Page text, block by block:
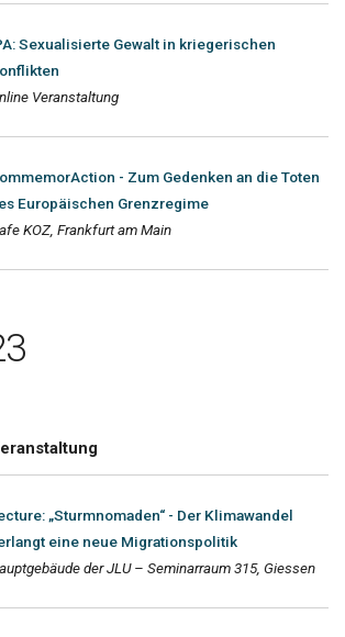
Sexualisierte Gewalt in kriegerischen
Veranstaltung
- Zum Gedenken an die Toten
Europäischen Grenzregime
KOZ, Frankfurt am Main
„Sturmnomaden“ - Der Klimawandel
eine neue Migrationspolitik
der JLU – Seminarraum 315, Giessen